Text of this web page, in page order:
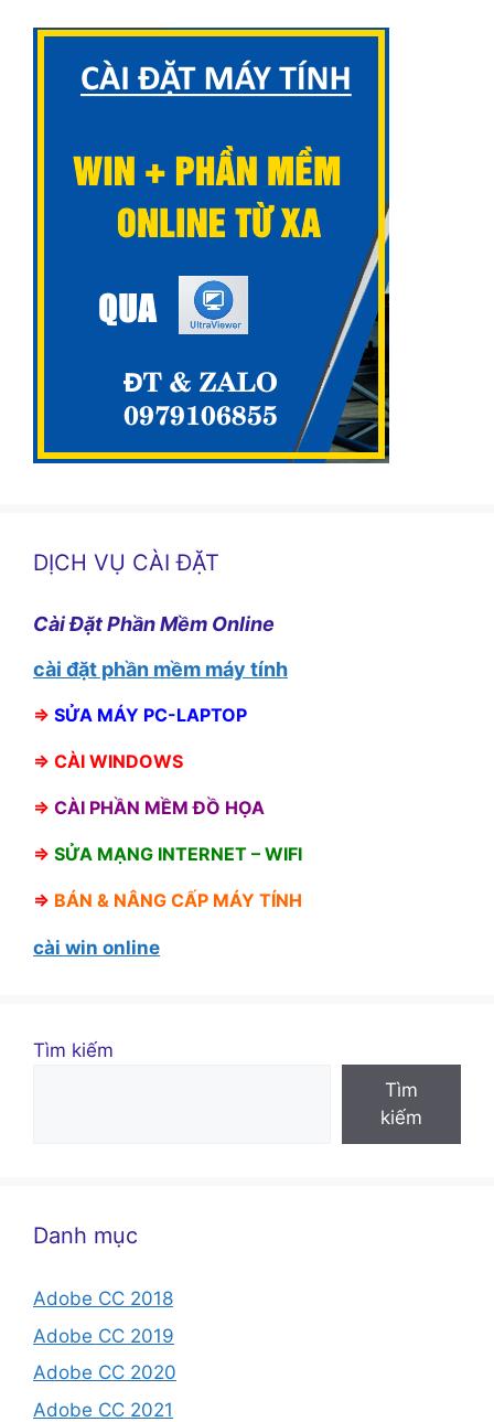
DỊCH VỤ CÀI ĐẶT
Cài Đặt Phần Mềm Online
cài đặt phần mềm máy tính
⇒ SỬA MÁY PC-LAPTOP
⇒ CÀI WINDOWS
⇒ CÀI PHẦN MỀM ĐỒ HỌA
⇒ SỬA MẠNG INTERNET – WIFI
⇒ BÁN & NÂNG CẤP MÁY TÍNH
cài win online
Tìm kiếm
Tìm
kiếm
Danh mục
Adobe CC 2018
Adobe CC 2019
Adobe CC 2020
Adobe CC 2021